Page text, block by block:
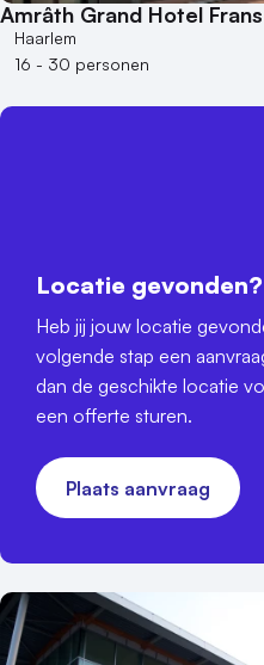
Amrâth Grand Hotel
Haarlem
16 - 30 personen
Locatie gevonden?
Heb jij jouw locatie
volgende stap een
dan de geschikte locatie
een offerte sturen.
Plaats aanvraag